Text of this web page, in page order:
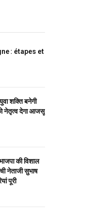
: étapes et
शक्ति बनेगी
नेतृत्व देगा आजसू
की विशाल
नेताजी सुभाष
पूरी